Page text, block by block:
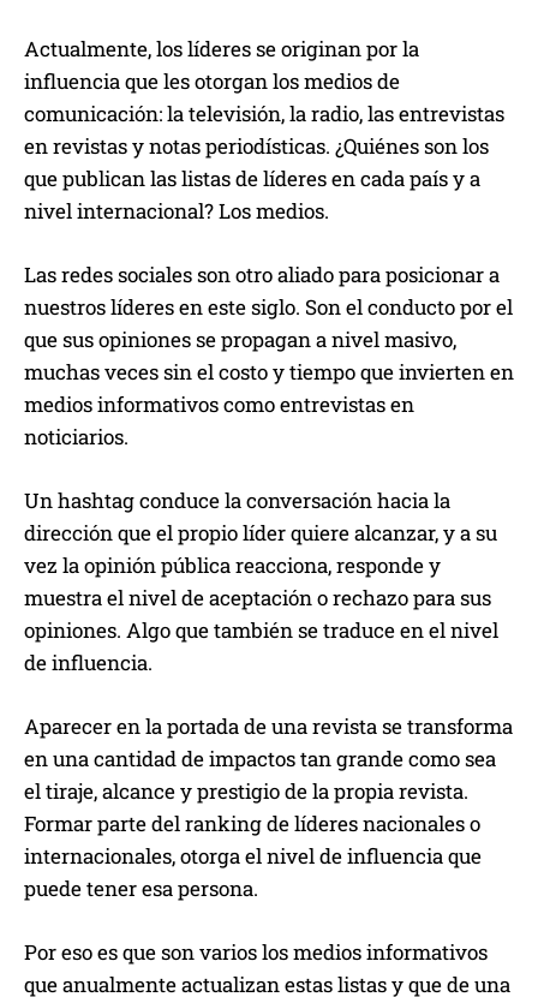
Actualmente, los líderes se originan por la
influencia que les otorgan los medios de
comunicación: la televisión, la radio, las entrevistas
en revistas y notas periodísticas. ¿Quiénes son los
que publican las listas de líderes en cada país y a
nivel internacional? Los medios.
Las redes sociales son otro aliado para posicionar a
nuestros líderes en este siglo. Son el conducto por el
que sus opiniones se propagan a nivel masivo,
muchas veces sin el costo y tiempo que invierten en
medios informativos como entrevistas en
noticiarios.
Un hashtag conduce la conversación hacia la
dirección que el propio líder quiere alcanzar, y a su
vez la opinión pública reacciona, responde y
muestra el nivel de aceptación o rechazo para sus
opiniones. Algo que también se traduce en el nivel
de influencia.
Aparecer en la portada de una revista se transforma
en una cantidad de impactos tan grande como sea
el tiraje, alcance y prestigio de la propia revista.
Formar parte del ranking de líderes nacionales o
internacionales, otorga el nivel de influencia que
puede tener esa persona.
Por eso es que son varios los medios informativos
que anualmente actualizan estas listas y que de una